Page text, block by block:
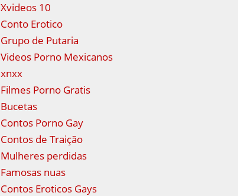
Xvideos 10
Conto Erotico
Grupo de Putaria
Videos Porno Mexicanos
xnxx
Filmes Porno Gratis
Bucetas
Contos Porno Gay
Contos de Traição
Mulheres perdidas
Famosas nuas
Contos Eroticos Gays